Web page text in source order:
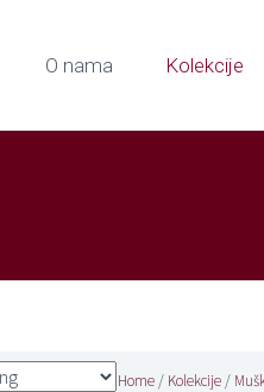
O nama Kolekcije
Home / Kolekcije /